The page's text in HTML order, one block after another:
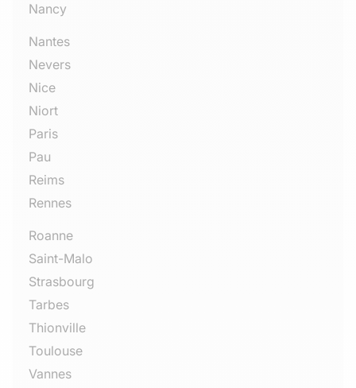
Nancy
Nantes
Nevers
Nice
Niort
Paris
Pau
Reims
Rennes
Roanne
Saint-Malo
Strasbourg
Tarbes
Thionville
Toulouse
Vannes